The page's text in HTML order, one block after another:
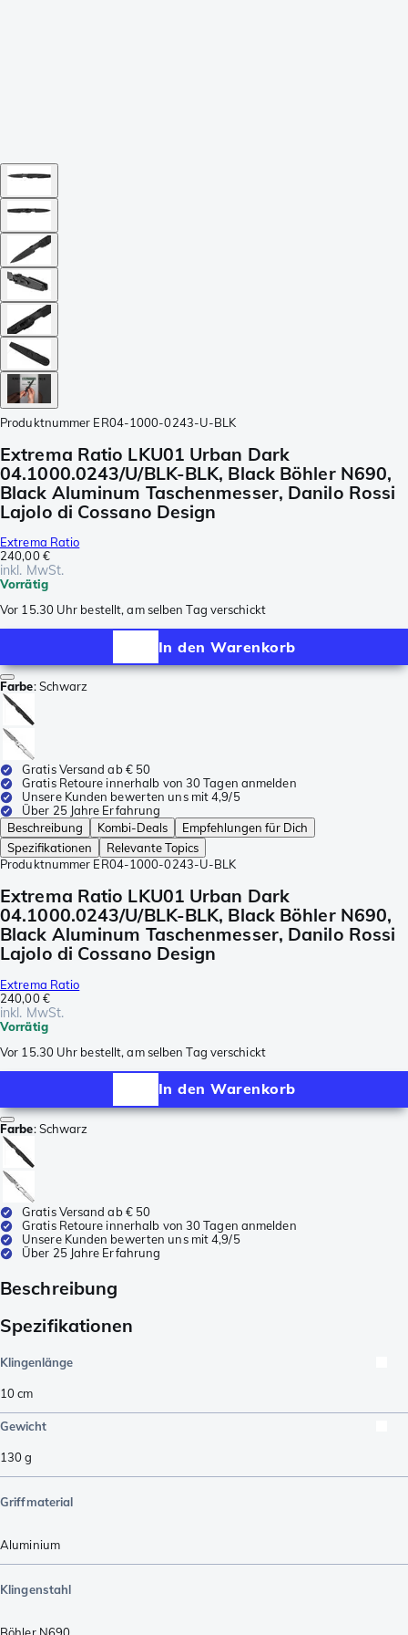
Produktnummer ER04-1000-0243-U-BLK
Extrema Ratio LKU01 Urban Dark
04.1000.0243/U/BLK-BLK, Black Böhler N690,
Black Aluminum Taschenmesser, Danilo Rossi
Lajolo di Cossano Design
Extrema Ratio
240,00 €
inkl. MwSt.
Vorrätig
Vor 15.30 Uhr bestellt, am selben Tag verschickt
In den Warenkorb
Farbe:Schwarz
Gratis Versand ab € 50
Gratis Retoure innerhalb von 30 Tagen anmelden
Unsere Kunden bewerten uns mit 4,9/5
Über 25 Jahre Erfahrung
Beschreibung
Kombi-Deals
Empfehlungen für Dich
Spezifikationen
Relevante Topics
Produktnummer ER04-1000-0243-U-BLK
Extrema Ratio LKU01 Urban Dark
04.1000.0243/U/BLK-BLK, Black Böhler N690,
Black Aluminum Taschenmesser, Danilo Rossi
Lajolo di Cossano Design
Extrema Ratio
240,00 €
inkl. MwSt.
Vorrätig
Vor 15.30 Uhr bestellt, am selben Tag verschickt
In den Warenkorb
Farbe:Schwarz
Gratis Versand ab € 50
Gratis Retoure innerhalb von 30 Tagen anmelden
Unsere Kunden bewerten uns mit 4,9/5
Über 25 Jahre Erfahrung
Beschreibung
Spezifikationen
Klingenlänge
10cm
Gewicht
130g
Griffmaterial
Aluminium
Klingenstahl
Böhler N690